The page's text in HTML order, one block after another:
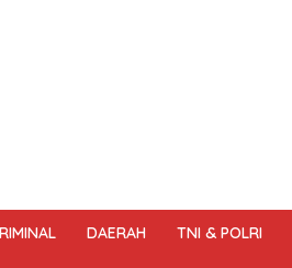
DAERAH TNI & POLRI